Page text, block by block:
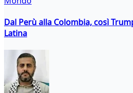
Dal Perù alla Colombia, così
Latina